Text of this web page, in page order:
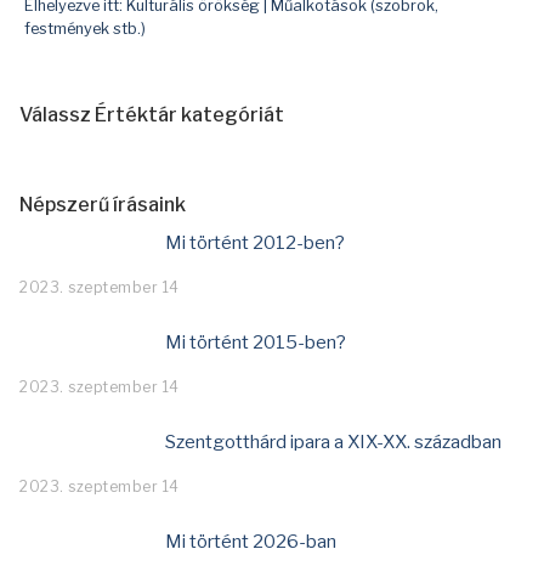
Elhelyezve itt: Kulturális örökség Műalkotások (szobrok,
festmények stb.)
Válassz Értéktár kategóriát
Népszerű írásaink
Mi történt 2012-ben?
2023. szeptember 14
Mi történt 2015-ben?
2023. szeptember 14
Szentgotthárd ipara a XIX-XX. században
2023. szeptember 14
Mi történt 2026-ban